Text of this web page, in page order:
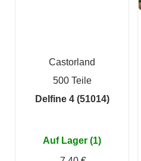
Castorland
500 Teile
Delfine 4 (51014)
Auf Lager (1)